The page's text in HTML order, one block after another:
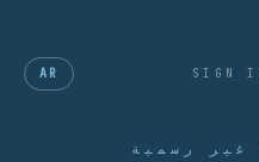
SIGN
AR
رسمية